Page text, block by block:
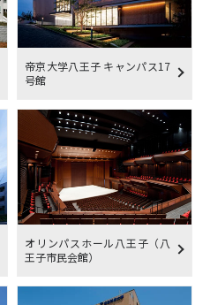
帝京大学八王子 キャンパス17
号館
オリンパスホール八王子（八
王子市民会館）